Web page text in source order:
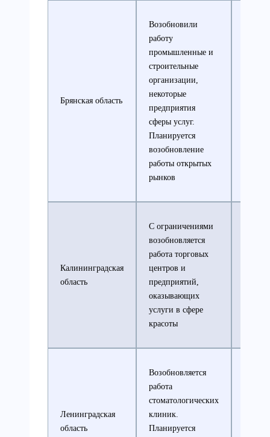
Брянская область
Возобновили
работу
промышленные и
строительные
организации,
некоторые
предприятия
сферы услуг.
Планируется
возобновление
работы открытых
рынков
Калининградская
область
С ограничениями
возобновляется
работа торговых
центров и
предприятий,
оказывающих
услуги в сфере
красоты
Ленинградская
область
Возобновляется
работа
стоматологических
клиник.
Планируется